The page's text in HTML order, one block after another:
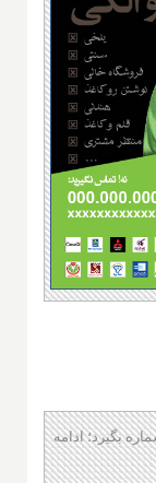
بگیرد؛ ادامه